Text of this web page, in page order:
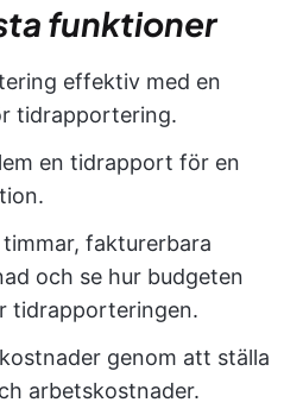
funktioner
effektiv med en
tidrapportering.
en tidrapport för en
fakturerbara
och se hur budgeten
tidrapporteringen.
genom att ställa
arbetskostnader.